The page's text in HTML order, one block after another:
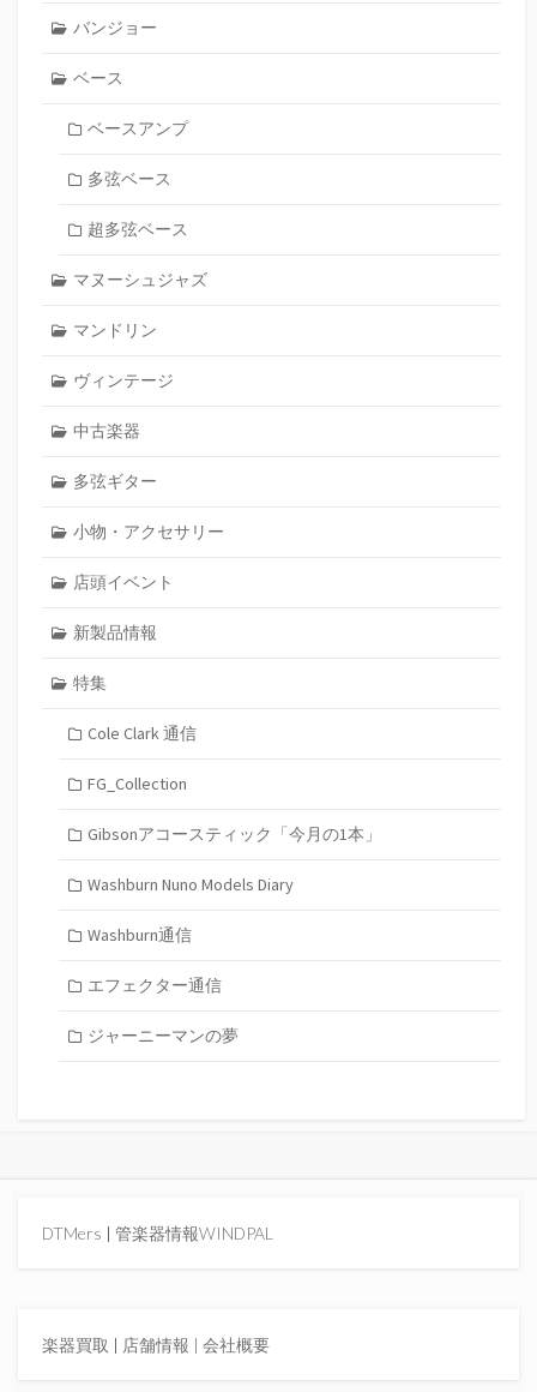
バンジョー
ベース
ベースアンプ
多弦ベース
超多弦ベース
マヌーシュジャズ
マンドリン
ヴィンテージ
中古楽器
多弦ギター
小物・アクセサリー
店頭イベント
新製品情報
特集
Cole Clark 通信
FG_Collection
Gibsonアコースティック「今月の1本」
Washburn Nuno Models Diary
Washburn通信
エフェクター通信
ジャーニーマンの夢
DTMers | 管楽器情報WINDPAL
楽器買取 | 店舗情報 | 会社概要